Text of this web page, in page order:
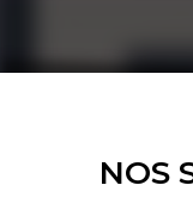
NOS